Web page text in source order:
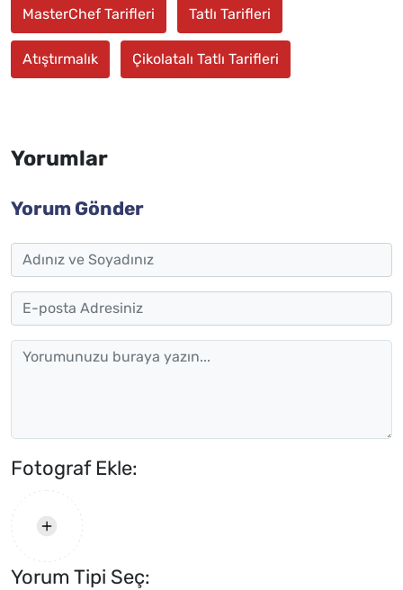
MasterChef Tarifleri Tatlı Tarifleri
Atıştırmalık Çikolatalı Tatlı Tarifleri
Yorumlar
Yorum Gönder
Fotograf Ekle:
Yorum Tipi Seç: